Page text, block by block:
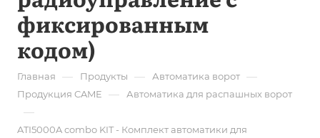
фиксированным
кодом)
Главная — Продукты — Автоматика ворот —
Продукция CAME — Автоматика для распашных ворот
—
ATI5000A combo KIT - Комплект автоматики для